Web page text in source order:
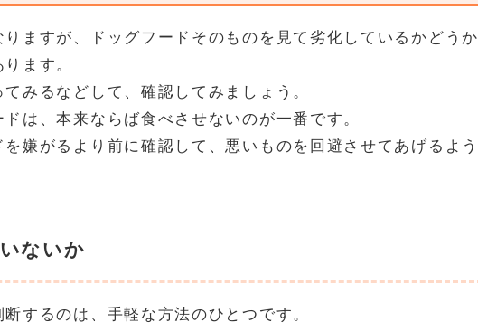
ますが、ドッグフードそのものを見て劣化しているかどうか
ます。
みるなどして、確認してみましょう。
は、本来ならば食べさせないのが一番です。
嫌がるより前に確認して、悪いものを回避させてあげるよう
ないか
するのは、手軽な方法のひとつです。